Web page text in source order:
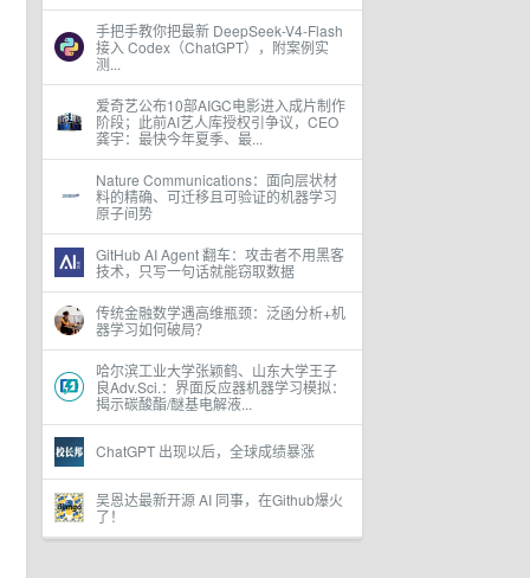
手把手教你把最新 DeepSeek-V4-Flash
接入 Codex（ChatGPT），附案例实
测...
爱奇艺公布10部AIGC电影进入成片制作
阶段；此前AI艺人库授权引争议，CEO
龚宇：最快今年夏季、最...
Nature Communications：面向层状材
料的精确、可迁移且可验证的机器学习
原子间势
GitHub AI Agent 翻车：攻击者不用黑客
技术，只写一句话就能窃取数据
传统金融数学遇高维瓶颈：泛函分析+机
器学习如何破局？
哈尔滨工业大学张颖鹤、山东大学王子
良Adv.Sci.：界面反应器机器学习模拟：
揭示碳酸酯/醚基电解液...
ChatGPT 出现以后，全球成绩暴涨
吴恩达最新开源 AI 同事，在Github爆火
了！